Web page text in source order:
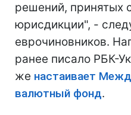
решений, принятых
юрисдикции", -
еврочиновников.
ранее писало РБК-
же настаивает
валютный фонд.